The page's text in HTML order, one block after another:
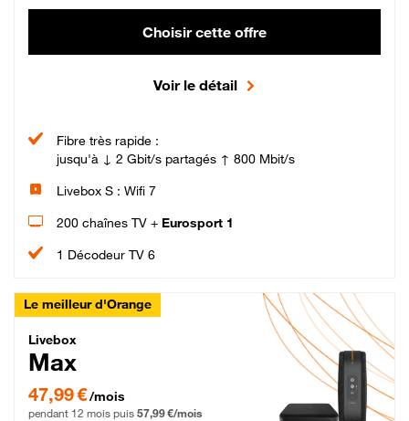
Choisir cette offre
Voir le détail
Fibre très rapide :
jusqu'à ↓ 2 Gbit/s partagés ↑ 800 Mbit/s
Livebox S : Wifi 7
200 chaînes TV + Eurosport 1
1 Décodeur TV 6
Le meilleur d'Orange
Livebox Max Fibre
Livebox
Max
47,99 € par mois pendant 12 mois puis 57,99 € par mois, Engagement 12 mois
47,99 €/mois
pendant 12 mois puis 57,99 €/mois